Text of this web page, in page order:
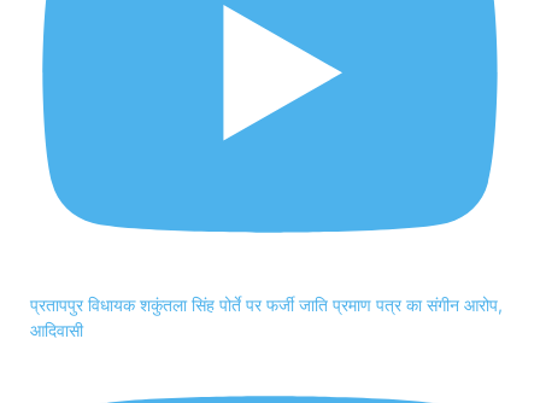
प्रतापपुर विधायक शकुंतला सिंह पोर्ते पर फर्जी जाति प्रमाण पत्र का संगीन आरोप,
आदिवासी